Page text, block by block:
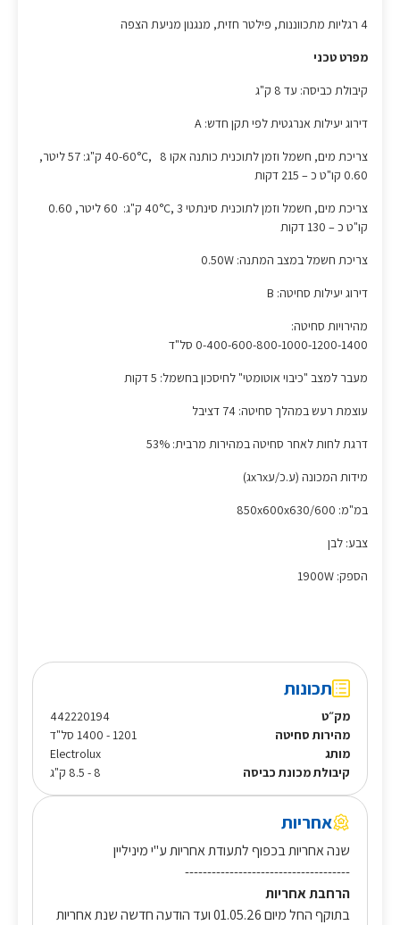
4 רגליות מתכווננות, פילטר חזית, מנגנון מניעת הצפה
מפרט טכני
קיבולת כביסה: עד 8 ק"ג
דירוג יעילות אנרגטית לפי תקן חדש: A
צריכת מים, חשמל וזמן לתוכנית כותנה אקו 40-60°C, 8 ק"ג: 57 ליטר,
0.60 קו"ט כ – 215 דקות
צריכת מים, חשמל וזמן לתוכנית סינתטי 40°C, 3 ק"ג: 60 ליטר, 0.60
קו"ט כ – 130 דקות
צריכת חשמל במצב המתנה: 0.50W
דירוג יעילות סחיטה: B
מהירויות סחיטה:
0-400-600-800-1000-1200-1400 סל"ד
מעבר למצב "כיבוי אוטומטי" לחיסכון בחשמל: 5 דקות
עוצמת רעש במהלך סחיטה: 74 דציבל
דרגת לחות לאחר סחיטה במהירות מרבית: 53%
מידות המכונה (ע.כ/עxרxג)
במ"מ: 850x600x630/600
צבע: לבן
הספק: 1900W
תכונות
מק״ט
442220194
מהירות סחיטה
1201 - 1400 סל"ד
מותג
Electrolux
קיבולת מכונת כביסה
8 - 8.5 ק"ג
אחריות
שנה אחריות בכפוף לתעודת אחריות ע"י מיניליין
-------------------------------------
הרחבת אחריות
בתוקף החל מיום 01.05.26 ועד הודעה חדשה שנת אחריות